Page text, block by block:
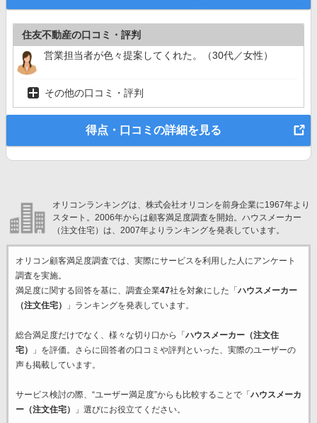
住友不動産の口コミ・評判
営業担当者が色々提案してくれた。（30代／女性）
その他の口コミ・評判
得点・口コミの詳細を見る
オリコンランキングは、株式会社オリコンを前身企業に1967年より
スタート。2006年からは顧客満足度調査を開始。ハウスメーカー
（注文住宅）は、2007年よりランキングを発表しています。
オリコン顧客満足度調査では、実際にサービスを利用した 人にアンケート
調査を実施。
満足度に関する回答を基に、調査企業47社を対象にした「ハウスメーカー
（注文住宅）
」ランキングを発表しています。
総合満足度だけでなく、様々な切り口から「ハウスメーカー（注文住
宅）
」を評価。さらに回答者の口コミや評判といった、実際のユーザーの
声も掲載しています。
サービス検討の際、“ユーザー満足度”からも比較することで「ハウスメーカ
ー（注文住宅）
」選びにお役立てください。